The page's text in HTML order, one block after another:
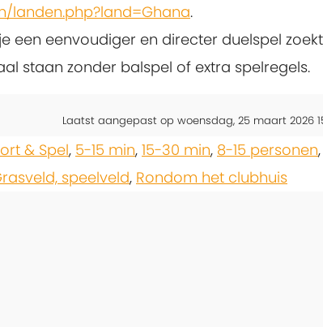
landen.php?land=Ghana.
een eenvoudiger en directer duelspel
staan zonder balspel of extra spelregels.
Laatst aangepast op woensdag, 25 maart 2026
& Spel, 5-15 min, 15-30 min, 8-15 personen
speelveld, Rondom het clubhuis